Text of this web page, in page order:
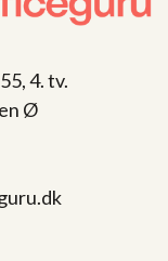
4. tv.
Ø